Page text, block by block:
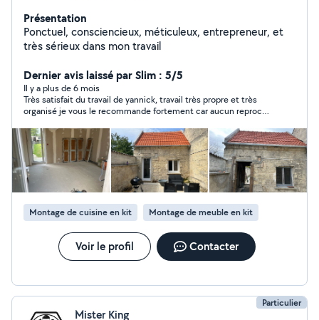
Présentation
Ponctuel, consciencieux, méticuleux, entrepreneur, et
très sérieux dans mon travail
Dernier avis laissé par Slim : 5/5
Il y a plus de 6 mois
Très satisfait du travail de yannick, travail très propre et très
organisé je vous le recommande fortement car aucun reproche
sympathique
Montage de cuisine en kit Montage de meuble en kit
Voir le profil Contacter
Particulier
Mister King